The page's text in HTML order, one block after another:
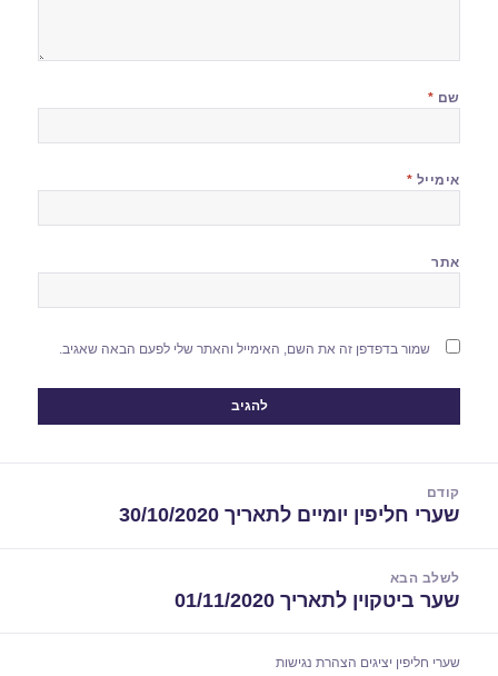
שם *
אימייל *
אתר
שמור בדפדפן זה את השם, האימייל והאתר שלי לפעם הבאה שאגיב.
קודם
הפוסט
שערי חליפין יומיים לתאריך 30/10/2020
לשלב הבא
הפוסט
שער ביטקוין לתאריך 01/11/2020
שערי חליפין יציגים הצהרת נגישות